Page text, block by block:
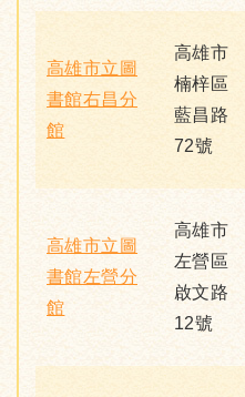
高雄市立圖
書館右昌分
館
高雄市
楠梓區
藍昌路
72號
高雄市立圖
書館左營分
館
高雄市
左營區
啟文路
12號